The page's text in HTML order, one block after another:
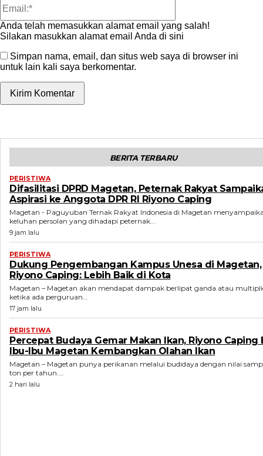
Anda telah memasukkan alamat email yang salah!
Silakan masukkan alamat email Anda di sini
Simpan nama, email, dan situs web saya di browser ini
untuk lain kali saya berkomentar.
BERITA TERBARU
PERISTIWA
Difasilitasi DPRD Magetan, Peternak Rakyat
Aspirasi ke Anggota DPR RI Riyono Caping
Magetan - Paguyuban Ternak Rakyat Indonesia di Magetan
keluhan persolan yang dihadapi peternak...
9 jam lalu
PERISTIWA
Dukung Pengembangan Kampus Unesa di Magetan,
Riyono Caping: Lebih Baik di Kota
Magetan – Magetan akan mendapat dampak berlipat ganda atau
ketika ada perguruan...
17 jam lalu
PERISTIWA
Percepat Budaya Gemar Makan Ikan, Riyono Caping
Ibu-Ibu Magetan Kembangkan Olahan Ikan
Magetan – Magetan punya perikanan melalui budidaya dengan nilai
ton per tahun....
2 hari lalu